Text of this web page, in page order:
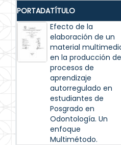
PORTADATÍTULO
Efecto de la
elaboración de un
material
en la producción de
procesos de
aprendizaje
autorregulado en
estudiantes de
Posgrado en
Odontología. Un
enfoque
Multimétodo.